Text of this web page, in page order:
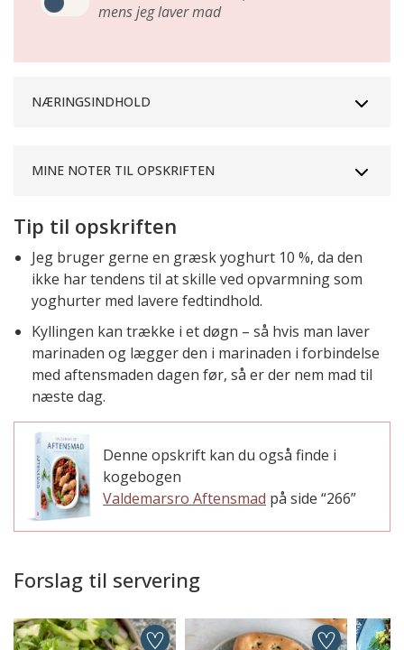
mens jeg laver mad
NÆRINGSINDHOLD
MINE NOTER TIL OPSKRIFTEN
Tip til opskriften
Jeg bruger gerne en græsk yoghurt 10 %, da den
ikke har tendens til at skille ved opvarmning som
yoghurter med lavere fedtindhold.
Kyllingen kan trække i et døgn – så hvis man laver
marinaden og lægger den i marinaden i forbindelse
med aftensmaden dagen før, så er der nem mad til
næste dag.
Denne opskrift kan du også finde i
kogebogen
Valdemarsro Aftensmad på side “266”
Forslag til servering